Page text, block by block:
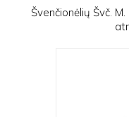
Švenčionėlių Švč.